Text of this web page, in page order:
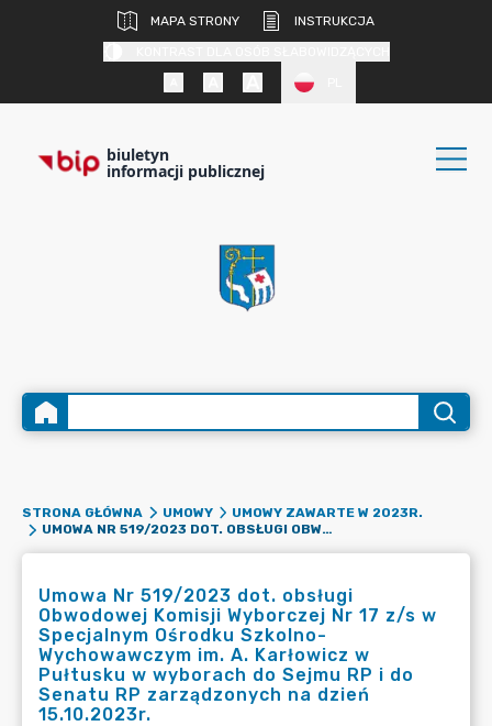
MAPA STRONY
INSTRUKCJA
biuletyn
informacji publicznej
STRONA GŁÓWNA UMOWY
UMOWY ZAWARTE W 2023R.
UMOWA NR 519/2023 DOT. OBSŁUGI OBWODOWEJ KOMISJI WYBORCZEJ NR 17 Z/S W SPECJALNYM OŚRODKU SZKOLNO-WYCHOWAWCZYM IM. A. KARŁOWICZ W PUŁTUSKU W WYBORACH DO SEJMU RP I DO SENATU RP ZARZĄDZONYCH NA DZIEŃ 15.10.2023R.
Umowa Nr 519/2023 dot. obsługi
Obwodowej Komisji Wyborczej Nr 17 z/s w
Specjalnym Ośrodku Szkolno-
Wychowawczym im. A. Karłowicz w
Pułtusku w wyborach do Sejmu RP i do
Senatu RP zarządzonych na dzień
15.10.2023r.